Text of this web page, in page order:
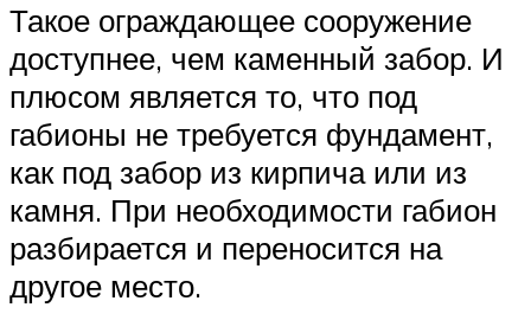
Такое ограждающее сооружение
доступнее, чем каменный забор. И
плюсом является то, что под
габионы не требуется фундамент,
как под забор из кирпича или из
камня. При необходимости габион
разбирается и переносится на
другое место.